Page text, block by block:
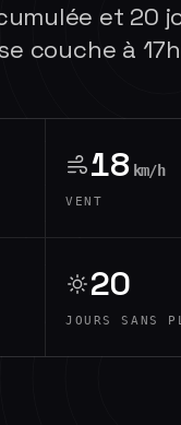
et 20
couche à
18 km/h
VENT
20
JOURS SANS